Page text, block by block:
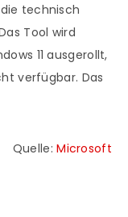
technisch
Tool wird
11 ausgerollt,
verfügbar. Das
Quelle:Microsoft